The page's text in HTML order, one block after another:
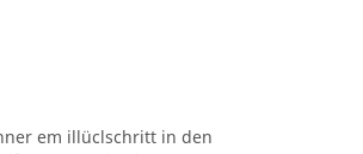
em illüclschritt in den